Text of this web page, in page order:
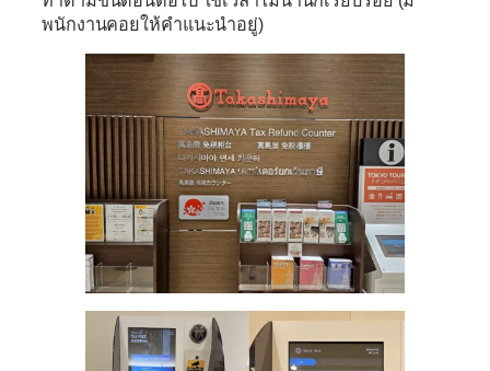
พนักงานคอยให้คำแนะนำอยู่)